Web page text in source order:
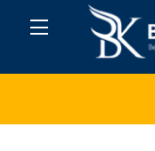
Menu